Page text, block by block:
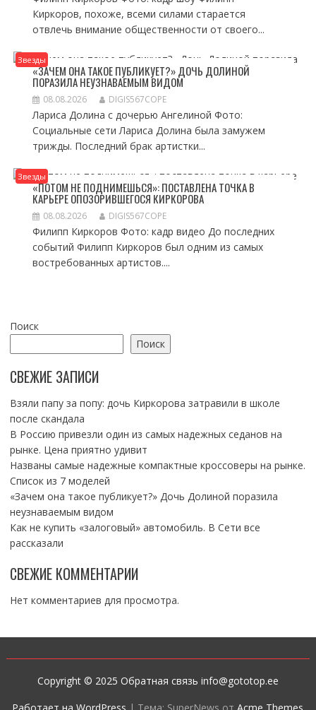
Киркоров, похоже, всеми силами старается
отвлечь внимание общественности от своего...
Звезды
«ЗАЧЕМ ОНА ТАКОЕ ПУБЛИКУЕТ?» ДОЧЬ ДОЛИНОЙ
ПОРАЗИЛА НЕУЗНАВАЕМЫМ ВИДОМ
08.08.2026 DIGIS567COPE
Лариса Долина с дочерью Ангелиной Фото:
Социальные сети Лариса Долина была замужем
трижды. Последний брак артистки...
Звезды
«ПОТОМ НЕ ПОДНИМЕШЬСЯ»: ПОСТАВЛЕНА ТОЧКА В
КАРЬЕРЕ ОПОЗОРИВШЕГОСЯ КИРКОРОВА
08.08.2026 DIGIS567COPE
Филипп Киркоров Фото: кадр видео До последних
событий Филипп Киркоров был одним из самых
востребованных артистов....
Поиск
Поиск
СВЕЖИЕ ЗАПИСИ
Взяли папу за попу: дочь Киркорова затравили в школе
после скандала
В Россию привезли один из самых надежных седанов на
рынке. Цена приятно удивит
Названы самые надежные компактные кроссоверы на рынке.
Список из 7 моделей
«Зачем она такое публикует?» Дочь Долиной поразила
неузнаваемым видом
Как не купить «залоговый» автомобиль. В Сети все
рассказали
СВЕЖИЕ КОММЕНТАРИИ
Нет комментариев для просмотра.
Copyright © 2025 Обратная связь info@gototop.ee